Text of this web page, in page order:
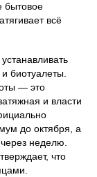
бытовое
всё
биотуалеты.
— это
и власти
до октября, а
неделю.
что